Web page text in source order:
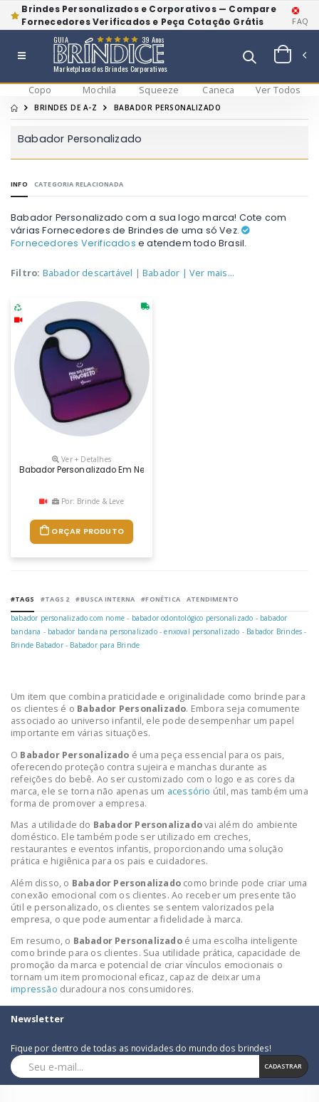
Brindes Personalizados e Corporativos — Compare
Fornecedores Verificados e Peça Cotação Grátis
FAQ
Marketplace dos Brindes Corporativos
GUIA 39 Anos
Copo Mochila Squeeze Caneca Ver Todos
BRINDES DE A-Z BABADOR PERSONALIZADO
Babador Personalizado
INFO CATEGORIA RELACIONADA
Babador Personalizado com a sua logo marca! Cote com
várias Fornecedores de Brindes de uma só Vez.
Fornecedores Verificados e atendem todo Brasil.
Filtro: Babador descartável |Babador | Ver mais...
Ver + Detalhes
Babador Personalizado Em Neoprene, É Confeccionado Em Neoprene,
Por: Brinde & Leve
ORÇAR PRODUTO
#TAGS #TAGS 2 #BUSCA INTERNA #FONÉTICA ATENDIMENTO
babador personalizado com nome - babador odontológico personalizado - babador
bandana - babador bandana personalizado-enxoval personalizado - Babador Brindes -
Brinde Babador- Babador para Brinde
Um item que combina praticidade e originalidade como brinde para
os clientes é o Babador Personalizado. Embora seja comumente
associado ao universo infantil, ele pode desempenhar um papel
importante em várias situações.
O Babador Personalizado é uma peça essencial para os pais,
oferecendo proteção contra sujeira e manchas durante as
refeições do bebê. Ao ser customizado com o logo e as cores da
marca, ele se torna não apenas um acessório útil, mas também uma
forma de promover a empresa.
Mas a utilidade do Babador Personalizadovai além do ambiente
doméstico. Ele também pode ser utilizado em creches,
restaurantes e eventos infantis, proporcionando uma solução
prática e higiênica para os pais e cuidadores.
Além disso, o Babador Personalizado como brinde pode criar uma
conexão emocional com os clientes. Ao receber um presente tão
útil e personalizado, os clientes se sentem valorizados pela
empresa, o que pode aumentar a fidelidade à marca.
Em resumo, o Babador Personalizadoé uma escolha inteligente
como brinde para os clientes. Sua utilidade prática, capacidade de
promoção da marca e potencial de criar vínculos emocionais o
tornam um item promocional eficaz, capaz de deixar uma
impressão duradoura nos consumidores.
Newsletter
Fique por dentro de todas as novidades do mundo dos brindes!
CADASTRAR